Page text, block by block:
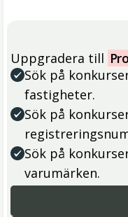
Uppgradera till
Sök på
fastigheter.
Sök på
Sök på
varumärken.